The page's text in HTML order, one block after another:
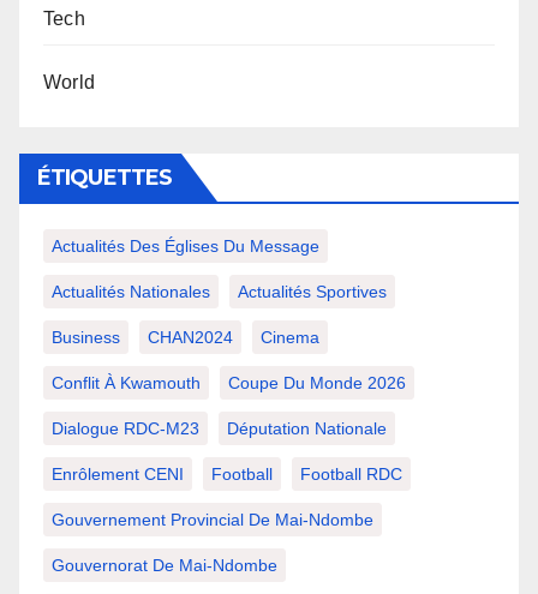
Tech
World
ÉTIQUETTES
Actualités Des Églises Du Message
Actualités Nationales Actualités Sportives
Business CHAN2024 Cinema
Conflit À Kwamouth Coupe Du Monde 2026
Dialogue RDC-M23 Députation Nationale
Enrôlement CENI Football Football RDC
Gouvernement Provincial De Mai-Ndombe
Gouvernorat De Mai-Ndombe